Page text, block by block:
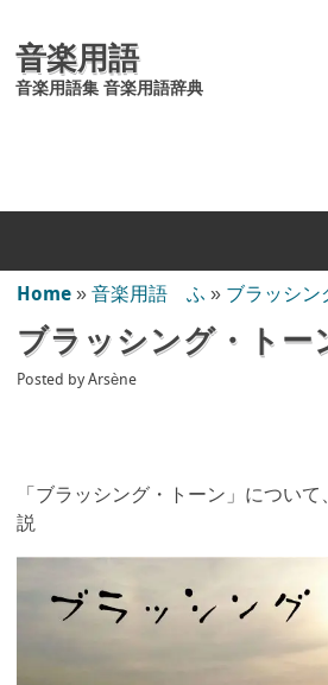
音楽用語
音楽用語集 音楽用語辞典
Home » 音楽用語 ふ » ブラッシン
ブラッシング・トー
Posted by Arsène
「ブラッシング・トーン」につい
説